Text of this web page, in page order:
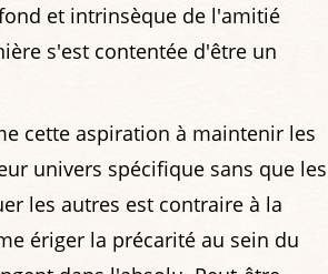
et intrinsèque de l'amitié
s'est contentée d'être un
cette aspiration à maintenir les
univers spécifique sans que les
les autres est contraire à la
ériger la précarité au sein du